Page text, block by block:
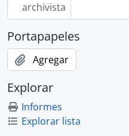
archivista
Portapapeles
Agregar
Explorar
Informes
Explorar lista